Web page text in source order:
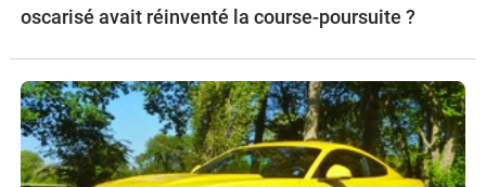
oscarisé avait réinventé la course-poursuite ?